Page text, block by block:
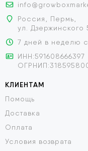
Россия, Пермь,
ул. Дзержинского
7 дней в неделю
ИНН:591608666397
КЛИЕНТАМ
Помощь
Доставка
Оплата
Условия возврата